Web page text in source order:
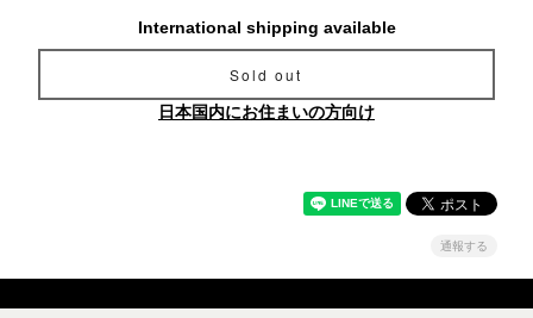
International shipping available
Sold out
日本国内にお住まいの方向け
通報する